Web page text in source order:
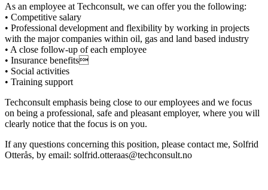
As an employee at Techconsult, we can offer you the following:
• Competitive salary
• Professional development and flexibility by working in projects
with the major companies within oil, gas and land based industry
• A close follow-up of each employee
• Insurance benefits
• Social activities
• Training support
Techconsult emphasis being close to our employees and we focus
on being a professional, safe and pleasant employer, where you will
clearly notice that the focus is on you.
If any questions concerning this position, please contact me, Solfrid
Otterås, by email: solfrid.otteraas@techconsult.no